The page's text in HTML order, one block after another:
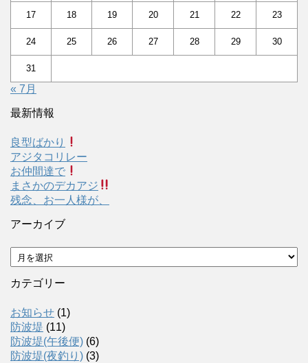
17 18 19 20 21 22 23
24 25 26 27 28 29 30
31
« 7月
最新情報
良型ばかり
アジタコリレー
お仲間達で
まさかのデカアジ
残念、お一人様が、
アーカイブ
ア
ー
カ
ブ
カテゴリー
お知らせ (1)
防波堤 (11)
防波堤(午後便) (6)
防波堤(夜釣り) (3)